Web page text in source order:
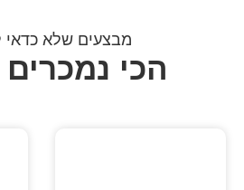
מבצעים שלא
הכי